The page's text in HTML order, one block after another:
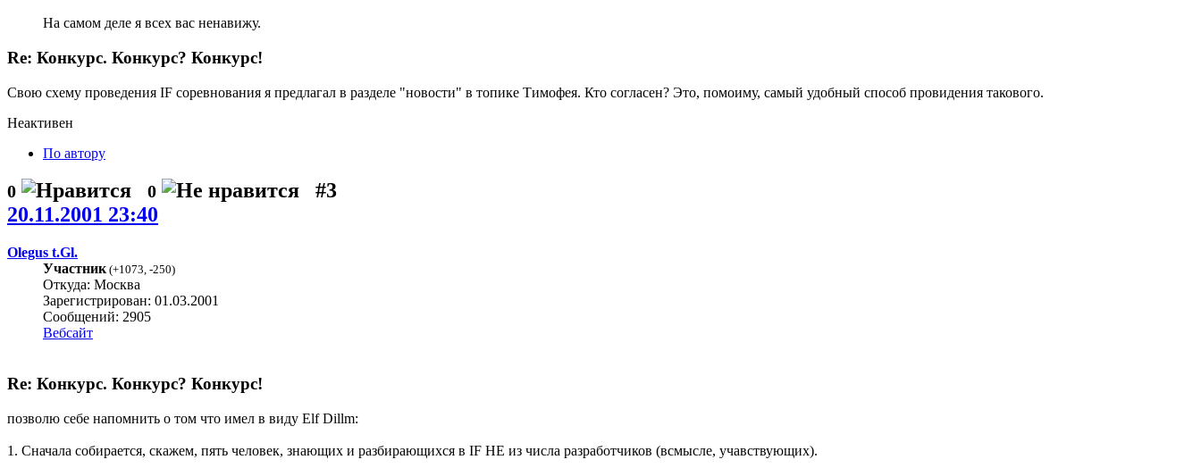
На самом деле я всех вас ненавижу.
Re: Конкурс. Конкурс? Конкурс!
Свою схему проведения IF соревнования я предлагал в разделе "новости" в топике Тимофея. Кто согласен? Это, помоиму, самый удобный способ провидения такового.
Неактивен
По автору
0 0
#3
20.11.2001 23:40
Olegus t.Gl.
Участник(+1073, -250)
Откуда: Москва
Зарегистрирован: 01.03.2001
Сообщений: 2905
Вебсайт
Re: Конкурс. Конкурс? Конкурс!
позволю себе напомнить о том что имел в виду Elf Dillm:
1. Сначала собирается, скажем, пять человек, знающих и разбирающихся в IF НЕ из числа разработчиков (всмысле, учавствующих).